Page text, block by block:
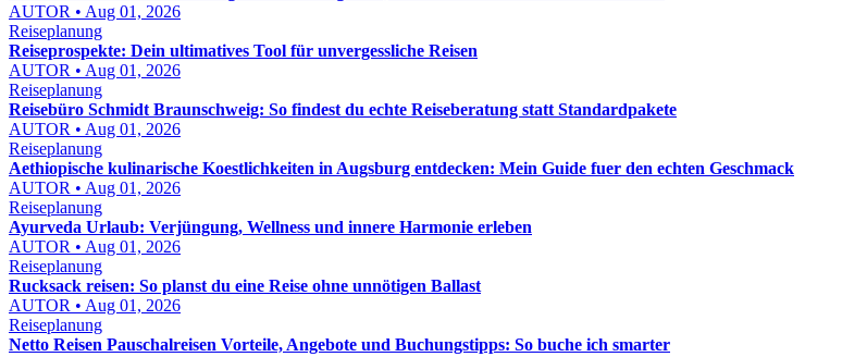
AUTOR • Aug 01, 2026
Reiseplanung
Reiseprospekte: Dein ultimatives Tool für unvergessliche Reisen
AUTOR • Aug 01, 2026
Reiseplanung
Reisebüro Schmidt Braunschweig: So findest du echte Reiseberatung statt Standardpakete
AUTOR • Aug 01, 2026
Reiseplanung
Aethiopische kulinarische Koestlichkeiten in Augsburg entdecken: Mein Guide fuer den echten Geschmack
AUTOR • Aug 01, 2026
Reiseplanung
Ayurveda Urlaub: Verjüngung, Wellness und innere Harmonie erleben
AUTOR • Aug 01, 2026
Reiseplanung
Rucksack reisen: So planst du eine Reise ohne unnötigen Ballast
AUTOR • Aug 01, 2026
Reiseplanung
Netto Reisen Pauschalreisen Vorteile, Angebote und Buchungstipps: So buche ich smarter